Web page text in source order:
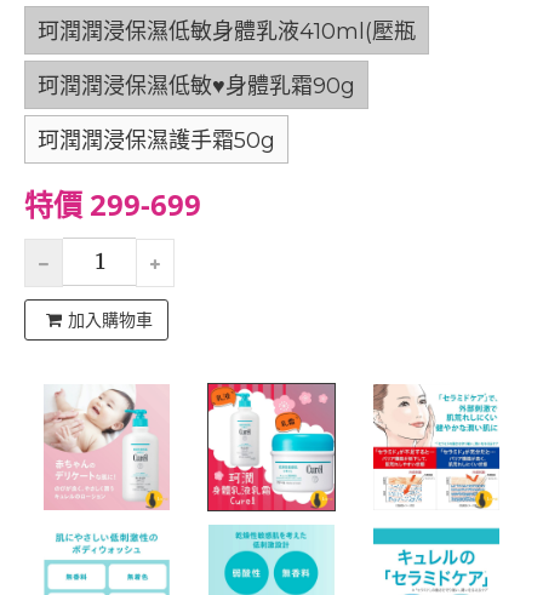
珂潤潤浸保濕低敏身體乳液410ml(壓瓶
珂潤潤浸保濕低敏♥身體乳霜90g
珂潤潤浸保濕護手霜50g
特價 299-699
加入購物車